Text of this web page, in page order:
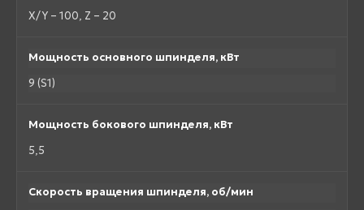
X/Y – 100, Z – 20
Мощность основного шпинделя, кВт
9 (S1)
Мощность бокового шпинделя, кВт
5,5
Скорость вращения шпинделя, об/мин